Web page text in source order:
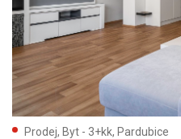
Prodej, Byt - 3+kk, Pardubice